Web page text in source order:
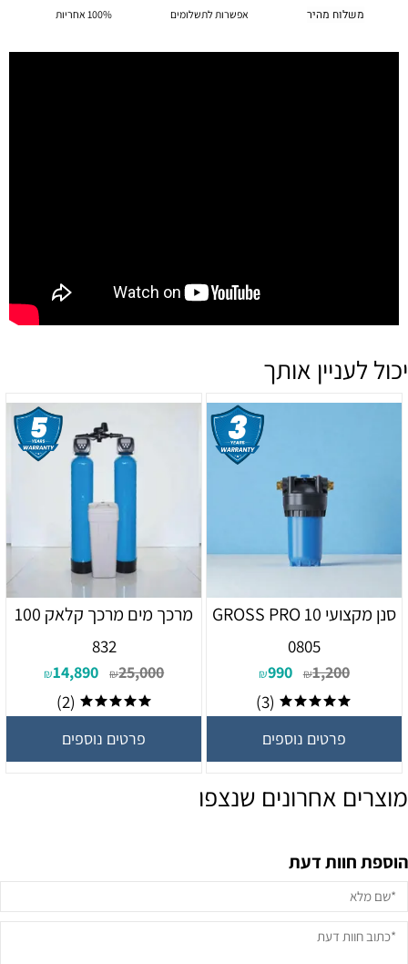
משלוח מהיר אפשרות לתשלומים 100% אחריות
יכול לעניין אותך
סנן מקצועי GROSS PRO 10
0805
₪1,200
₪990
(3)
פרטים נוספים
מרכך מים מרכך קלאק 100
832
₪25,000
₪14,890
(2)
פרטים נוספים
מוצרים אחרונים שנצפו
הוספת חוות דעת